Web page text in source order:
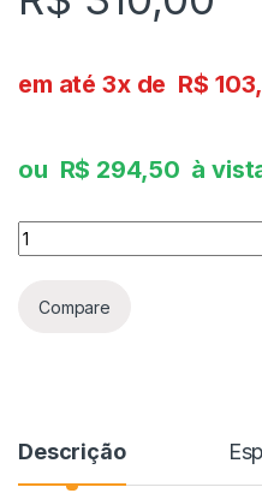
em até 3x de R$
ou R$ 294,50 à
Compare
Descrição